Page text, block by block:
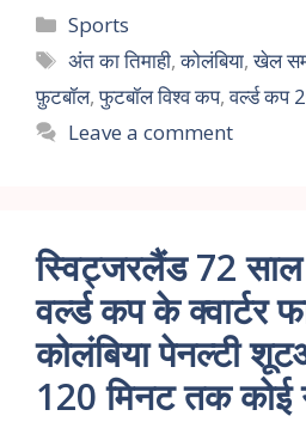
Sports
अंत का तिमाही,कोलंबिया,खेल
फ़ुटबॉल,फुटबॉल विश्व कप,वर्ल्ड कप
Leave a comment
स्विट्जरलैंड 72 साल
वर्ल्ड कप के क्वार्टर
कोलंबिया पेनल्टी
120 मिनट तक कोई